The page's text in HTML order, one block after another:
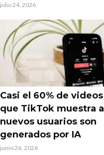
julio 24, 2026
Casi el 60% de videos
que TikTok muestra a
nuevos usuarios son
generados por IA
junio 26, 2026